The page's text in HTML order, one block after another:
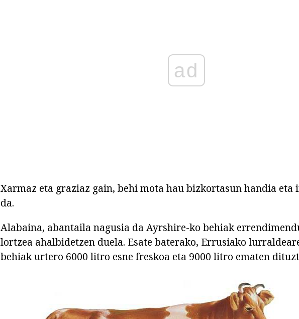
ad
Xarmaz eta graziaz gain, behi mota hau bizkortasun handia eta
da.
Alabaina, abantaila nagusia da Ayrshire-ko behiak
lortzea ahalbidetzen duela. Esate baterako, Errusiako
behiak urtero 6000 litro esne freskoa eta 9000 litro ematen